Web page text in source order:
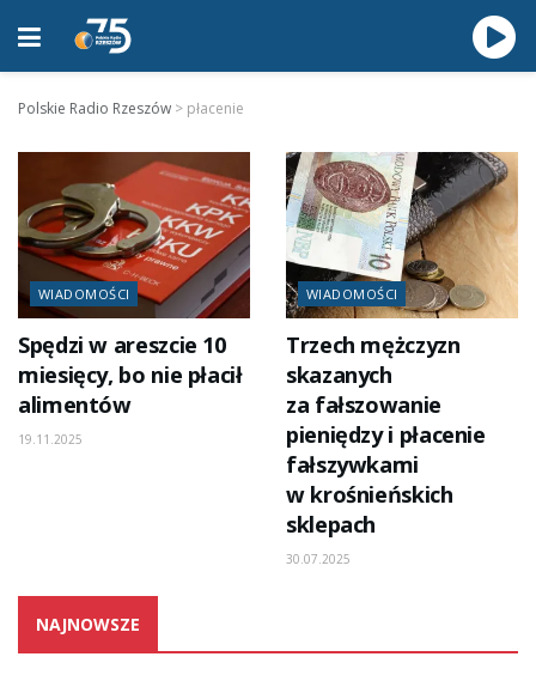
Polskie Radio Rzeszów > płacenie
WIADOMOŚCI
Spędzi w areszcie 10
miesięcy, bo nie płacił
alimentów
19.11.2025
WIADOMOŚCI
Trzech mężczyzn
skazanych
za fałszowanie
pieniędzy i płacenie
fałszywkami
w krośnieńskich
sklepach
30.07.2025
NAJNOWSZE